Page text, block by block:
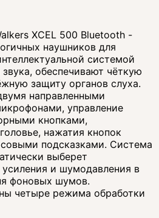
XCEL 500 Bluetooth -
наушников для
системой
обеспечивают чёткую
защиту органов слуха.
направленными
управление
кнопками,
нажатия кнопок
подсказками. Система
выберет
и шумодавления в
фоновых шумов.
четыре режима обработки